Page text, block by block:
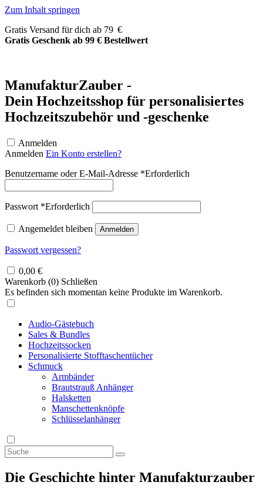
Zum Inhalt springen
Gratis Versand für dich ab 79 €
Gratis Geschenk ab 99 € Bestellwert
ManufakturZauber -
Dein Hochzeitsshop für personalisiertes
Hochzeitszubehör und -geschenke
Anmelden
Anmelden Ein Konto erstellen?
Benutzername oder E-Mail-Adresse *Erforderlich
Passwort *Erforderlich
Angemeldet bleiben Anmelden
Passwort vergessen?
0,00 €
Warenkorb (0) Schließen
Es befinden sich momentan keine Produkte im Warenkorb.
Audio-Gästebuch
Sales & Bundles
Hochzeitssocken
Personalisierte Stofftaschentücher
Schmuck
Armbänder
Brautstrauß Anhänger
Halsketten
Manschettenknöpfe
Schlüsselanhänger
Die Geschichte hinter Manufakturzauber